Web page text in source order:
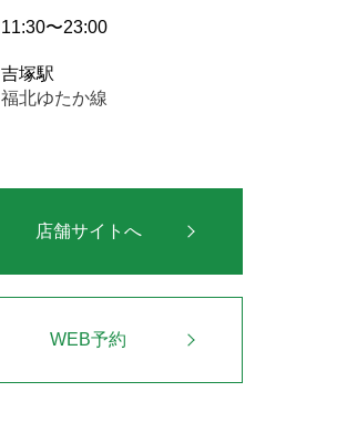
11:30〜23:00
吉塚駅
福北ゆたか線
店舗サイトへ
WEB予約